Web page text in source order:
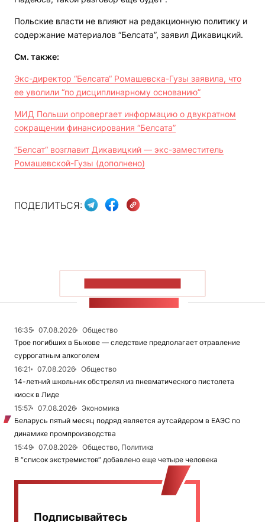
Польские власти не влияют на редакционную политику и
содержание материалов “Белсата”, заявил Дикавицкий.
См. также:
Экс-директор “Белсата“ Ромашевска-Гузы заявила, что
ее уволили “по дисциплинарному основанию”
МИД Польши опровергает информацию о двукратном
сокращении финансирования “Белсата”
“Белсат“ возглавит Дикавицкий — экс-заместитель
Ромашевской-Гузы (дополнено)
ПОДЕЛИТЬСЯ:
16:35 07.08.2026
Общество
Трое погибших в Быхове — следствие предполагает отравление
суррогатным алкоголем
16:21
07.08.2026
Общество
14-летний школьник обстрелял из пневматического пистолета
киоск в Лиде
15:57
07.08.2026
Экономика
Беларусь пятый месяц подряд является аутсайдером в ЕАЭС по
динамике промпроизводства
15:49
07.08.2026
Общество, Политика
В “список экстремистов“ добавлено еще четыре человека
Подписывайтесь